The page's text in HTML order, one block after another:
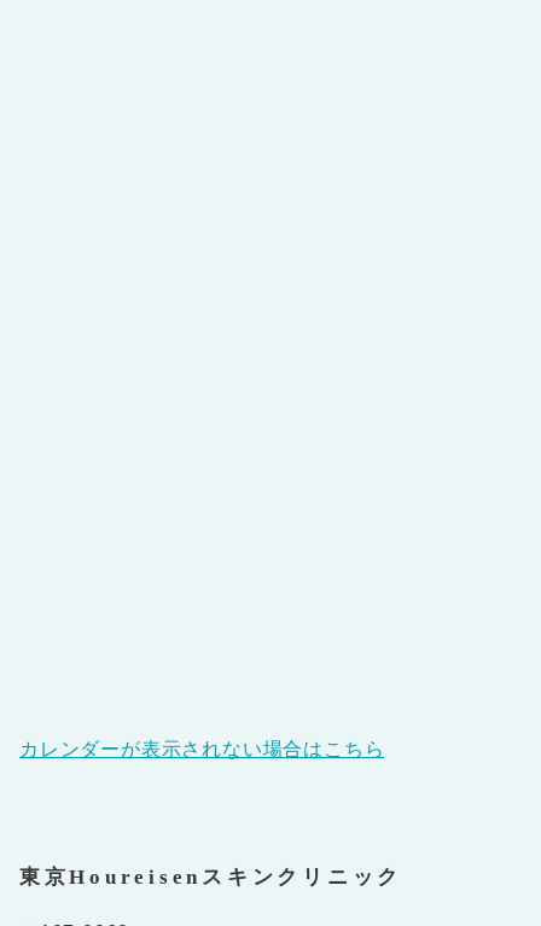
カレンダーが表示されない場合はこちら
東京Houreisenスキンクリニック